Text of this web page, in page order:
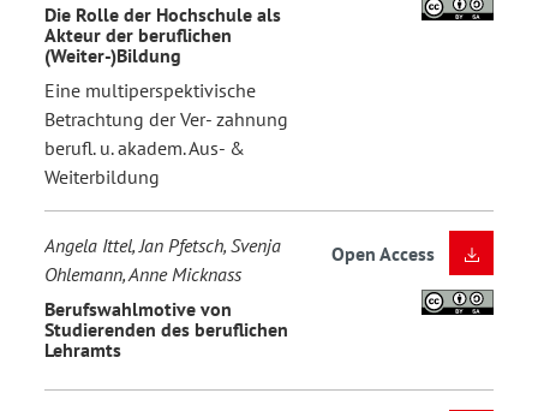
Die Rolle der Hochschule als
Akteur der beruflichen
(Weiter-)Bildung
Eine multiperspektivische
Betrachtung der Ver- zahnung
berufl. u. akadem. Aus- &
Weiterbildung
Angela Ittel, Jan Pfetsch, Svenja
Ohlemann, Anne Micknass
Berufswahlmotive von
Studierenden des beruflichen
Lehramts
Open Access